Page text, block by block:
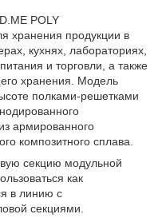
POLY
хранения продукции в
кухнях, лабораториях,
и торговли, а также
хранения. Модель
полками-решетками
армированного
композитного сплава.
секцию модульной
как
в линию с
секциями.